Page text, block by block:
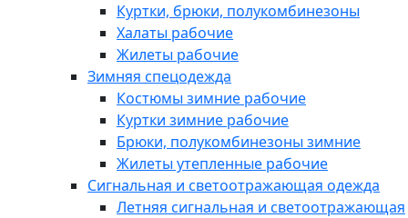
Куртки, брюки, полукомбинезоны
Халаты рабочие
Жилеты рабочие
Зимняя спецодежда
Костюмы зимние рабочие
Куртки зимние рабочие
Брюки, полукомбинезоны зимние
Жилеты утепленные рабочие
Сигнальная и светоотражающая одежда
Летняя сигнальная и светоотражающая